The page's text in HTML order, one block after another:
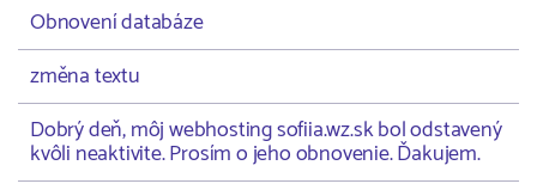
Obnovení databáze
změna textu
Dobrý deň, môj webhosting sofiia.wz.sk bol odstavený
kvôli neaktivite. Prosím o jeho obnovenie. Ďakujem.